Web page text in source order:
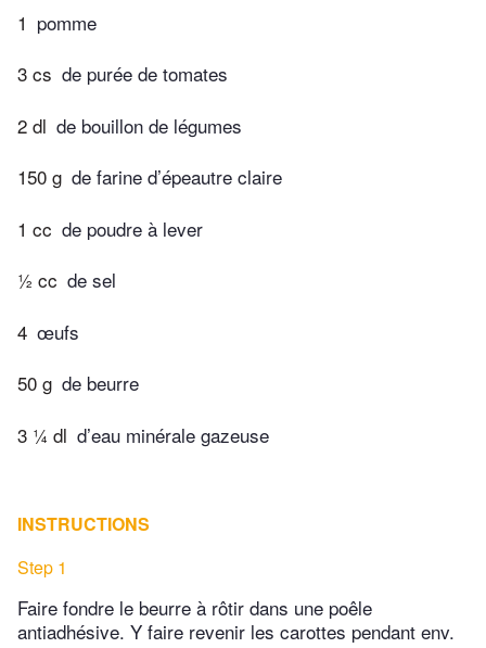
1 pomme
3 cs de purée de tomates
2 dl de bouillon de légumes
150 g de farine d’épeautre claire
1 cc de poudre à lever
½ cc de sel
4 œufs
50 g de beurre
3 ¼ dl d’eau minérale gazeuse
INSTRUCTIONS
Step 1
Faire fondre le beurre à rôtir dans une poêle
antiadhésive. Y faire revenir les carottes pendant env.